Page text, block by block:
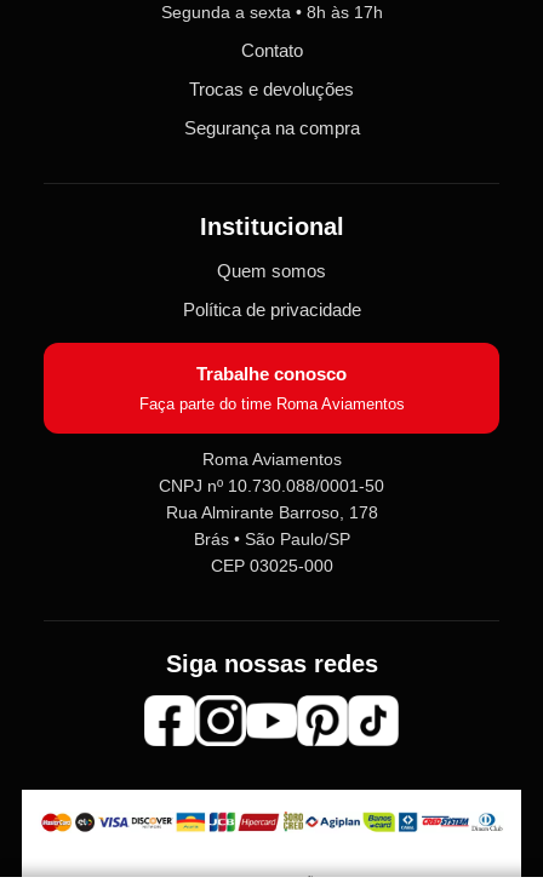
Roma Aviamentos
Online agora
Aviamentos!
Fale com a gente pelo SAC para tirar
dúvidas sobre pedidos e produtos,
ou entre no nossoGrupo VIP
receba em primeira mão
Segunda a sexta • 8h às 17h
Contato
Trocas e devoluções
Segurança na compra
Institucional
Quem somos
Política de privacidade
Trabalhe conosco
Faça parte do time Roma Aviamentos
Roma Aviamentos
CNPJ nº 10.730.088/0001-50
Rua Almirante Barroso, 178
Brás • São Paulo/SP
CEP 03025-000
Siga nossas redes